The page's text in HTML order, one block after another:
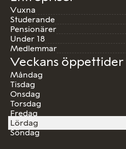
Vuxna
Studerande
Pensionärer
Under 18
Medlemmar
Veckans öppettider
Måndag
Tisdag
Onsdag
Torsdag
Fredag
Lördag
Söndag